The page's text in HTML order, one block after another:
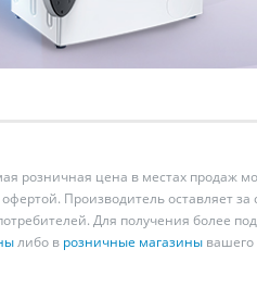
цена в местах продаж
Производитель оставляет
Для получения более
либо в розничные магазины вашего